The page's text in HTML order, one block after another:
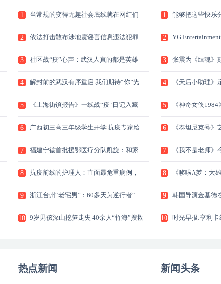
1
当常规的变得无趣社会底线就在网红们
的
2
依法打击散布涉地震谣言信息违法犯罪
人
3
社区战“疫”心声：武汉人真的都是英雄
4 解封前的武汉有序重启 我们期待“你”光
5 《上海街镇报告》一线战“疫”日记入藏
6
广西初三高三年级学生开学 抗疫专家给
桂
7
福建宁德首批援鄂医疗分队凯旋：和家
人
8
抗疫前线的护理人：直面最危重病例，
给
9
浙江台州“老宅男”：60多天为逆行者“
10 9岁男孩深山挖笋走失 40余人“竹海”搜救
1
能够把这些快乐
能
2
YG
发文宣布
3
张震为《缉魂》
全
4
《天后小助理》
上
5
《神奇女侠
艳
6
《泰坦尼克号》
7
《我不是老师
身
8
《哆啦A梦：大
全
9
韩国导演金基德
10 时光早报:亨利
热点新闻 新闻头条